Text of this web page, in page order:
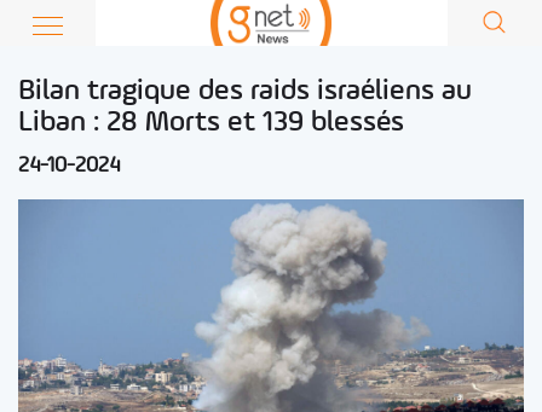
Bilan tragique des raids israéliens au
Liban : 28 Morts et 139 blessés
24-10-2024